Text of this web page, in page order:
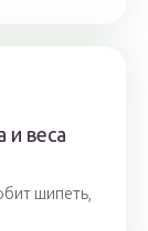
и веса
шипеть,